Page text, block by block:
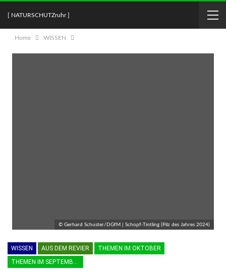
[ NATURSCHUTZruhr ]
Home WISSEN
© Gerhard Schuster/DGfM | Schopf-Tintling (Pilz des Jahres 2024)
WISSEN AUS DEM REVIER
THEMEN IM OKTOBER
THEMEN IM SEPTEMBER